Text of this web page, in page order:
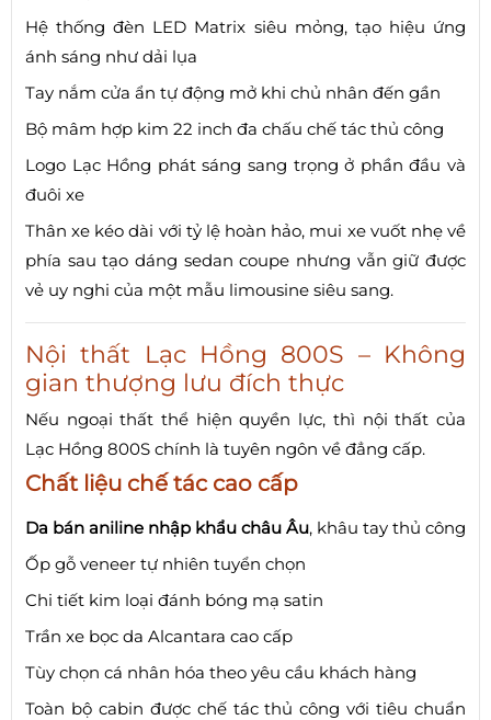
Hệ thống đèn LED Matrix siêu mỏng, tạo hiệu ứng
ánh sáng như dải lụa
Tay nắm cửa ẩn tự động mở khi chủ nhân đến gần
Bộ mâm hợp kim 22 inch đa chấu chế tác thủ công
Logo Lạc Hồng phát sáng sang trọng ở phần đầu và
đuôi xe
Thân xe kéo dài với tỷ lệ hoàn hảo, mui xe vuốt nhẹ về
phía sau tạo dáng sedan coupe nhưng vẫn giữ được
vẻ uy nghi của một mẫu limousine siêu sang.
Nội thất Lạc Hồng 800S – Không
gian thượng lưu đích thực
Nếu ngoại thất thể hiện quyền lực, thì nội thất của
Lạc Hồng 800S chính là tuyên ngôn về đẳng cấp.
Chất liệu chế tác cao cấp
Da bán aniline nhập khẩu châu Âu, khâu tay thủ công
Ốp gỗ veneer tự nhiên tuyển chọn
Chi tiết kim loại đánh bóng mạ satin
Trần xe bọc da Alcantara cao cấp
Tùy chọn cá nhân hóa theo yêu cầu khách hàng
Toàn bộ cabin được chế tác thủ công với tiêu chuẩn